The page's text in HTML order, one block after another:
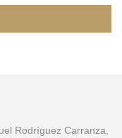
Rodríguez Carranza,